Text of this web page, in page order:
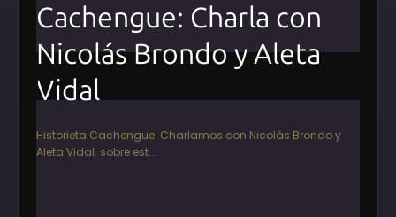
Cachengue: Charla con
Nicolás Brondo y Aleta
Vidal
Historieta Cachengue. Charlamos con Nicolás Brondo y
Aleta Vidal. sobre est...